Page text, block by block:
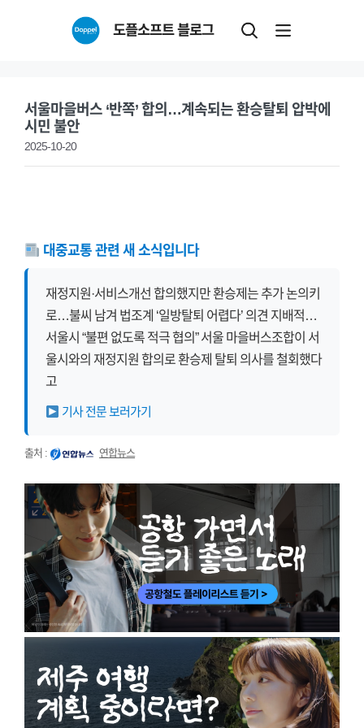
도플소프트 블로그
서울마을버스 ‘반쪽’ 합의…계속되는 환승탈퇴 압박에
시민 불안
2025-10-20
대중교통 관련 새 소식입니다
재정지원·서비스개선 합의했지만 환승제는 추가 논의키
로…불씨 남겨 법조계 ‘일방탈퇴 어렵다’ 의견 지배적…
서울시 “불편 없도록 적극 협의” 서울 마을버스조합이 서
울시와의 재정지원 합의로 환승제 탈퇴 의사를 철회했다
고
기사 전문 보러가기
출처 : 연합뉴스